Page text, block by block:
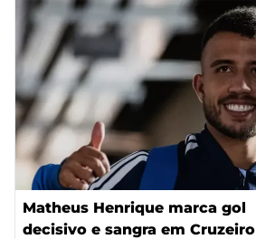
Matheus Henrique marca gol
decisivo e sangra em Cruzeiro